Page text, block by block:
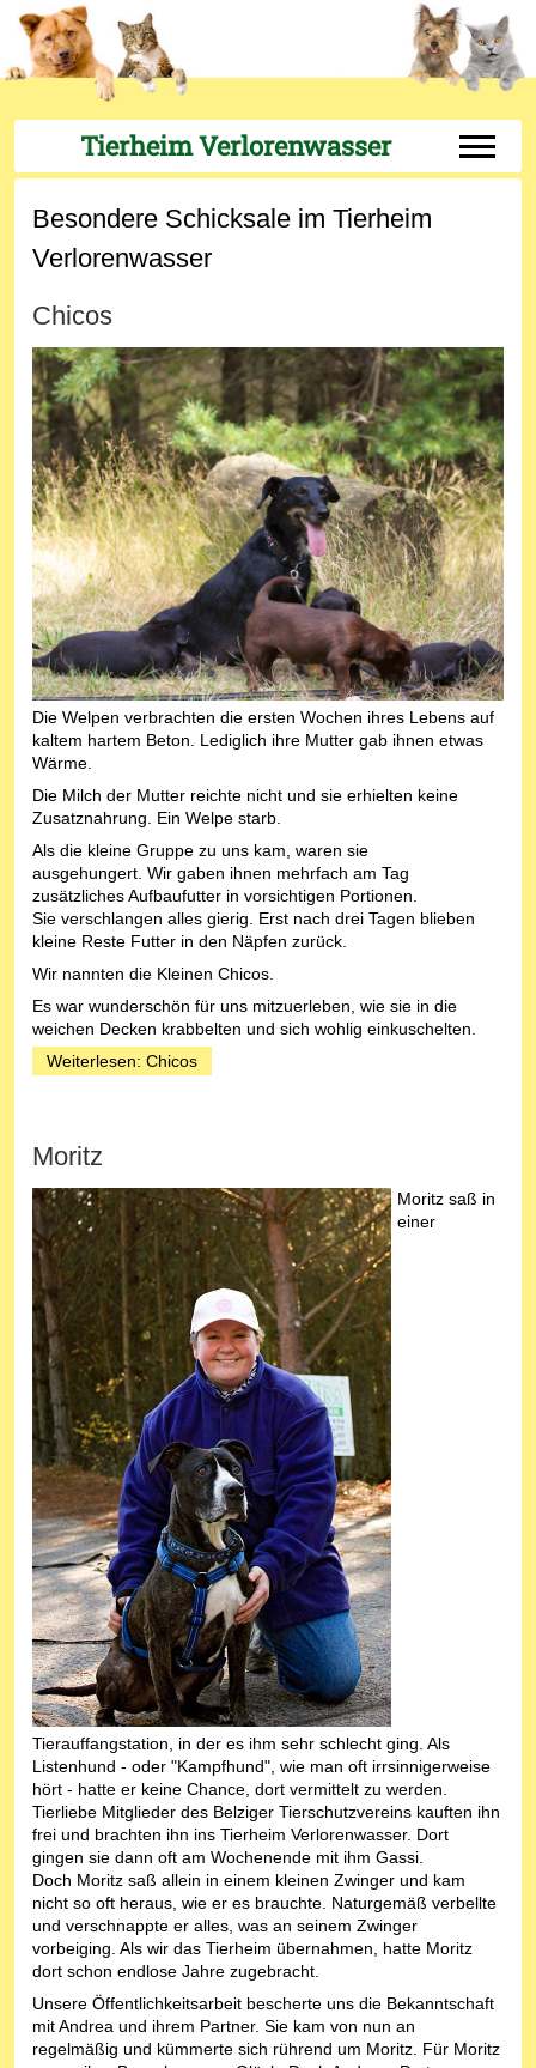
Tierheim Verlorenwasser Off-
Besondere Schicksale im Tierheim
Verlorenwasser
Chicos
Die Welpen verbrachten die ersten Wochen ihres Lebens auf
kaltem hartem Beton. Lediglich ihre Mutter gab ihnen etwas
Wärme.
Die Milch der Mutter reichte nicht und sie erhielten keine
Zusatznahrung. Ein Welpe starb.
Als die kleine Gruppe zu uns kam, waren sie
ausgehungert. Wir gaben ihnen mehrfach am Tag
zusätzliches Aufbaufutter in vorsichtigen Portionen.
Sie verschlangen alles gierig. Erst nach drei Tagen blieben
kleine Reste Futter in den Näpfen zurück.
Wir nannten die Kleinen Chicos.
Es war wunderschön für uns mitzuerleben, wie sie in die
weichen Decken krabbelten und sich wohlig einkuschelten.
Weiterlesen: Chicos
Moritz
Moritz saß in
einer
Tierauffangstation, in der es ihm sehr schlecht ging. Als
Listenhund - oder "Kampfhund", wie man oft irrsinnigerweise
hört - hatte er keine Chance, dort vermittelt zu werden.
Tierliebe Mitglieder des Belziger Tierschutzvereins kauften ihn
frei und brachten ihn ins Tierheim Verlorenwasser. Dort
gingen sie dann oft am Wochenende mit ihm Gassi.
Doch Moritz saß allein in einem kleinen Zwinger und kam
nicht so oft heraus, wie er es brauchte. Naturgemäß verbellte
und verschnappte er alles, was an seinem Zwinger
vorbeiging. Als wir das Tierheim übernahmen, hatte Moritz
dort schon endlose Jahre zugebracht.
Unsere Öffentlichkeitsarbeit bescherte uns die Bekanntschaft
mit Andrea und ihrem Partner. Sie kam von nun an
regelmäßig und kümmerte sich rührend um Moritz. Für Moritz